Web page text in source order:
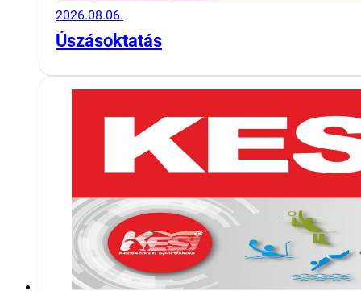
2026.08.06.
Úszásoktatás